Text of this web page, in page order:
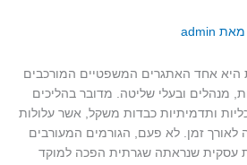
מאת admin
אחד האתגרים המשפטיים המורכבים
מנהלים ובעלי שליטה. מדובר בהליכים
ותדמיתיות כבדות משקל, אשר עלולות
לאורך זמן. לא פעם, הגורמים המעורבים
עסקית שנראתה שגרתית הפכה למוקד